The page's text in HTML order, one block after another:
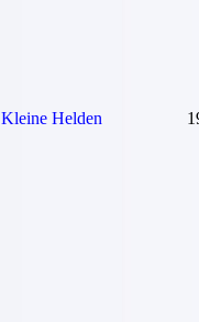
Kleine Helden